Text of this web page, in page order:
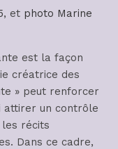
, et photo Marine
est la façon
créatrice des
» peut renforcer
attirer un contrôle
récits
Dans ce cadre,